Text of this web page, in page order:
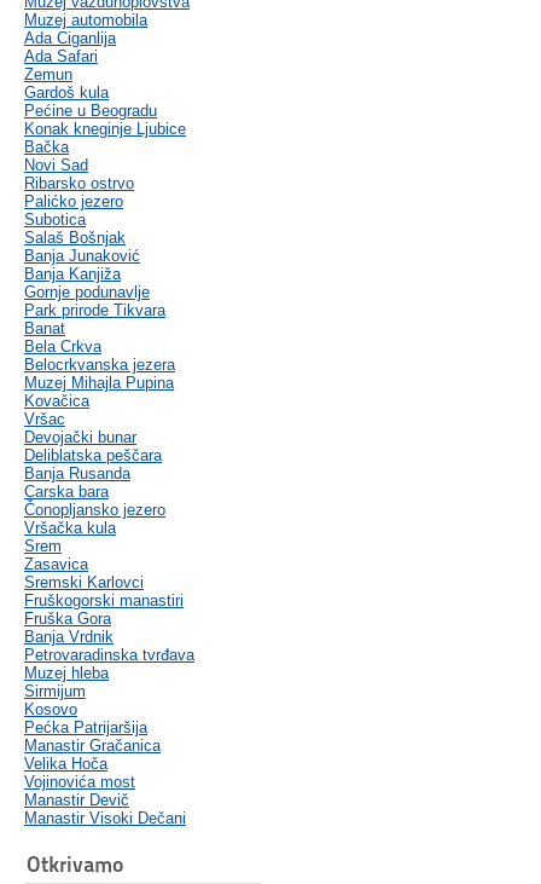
Muzej automobila
Ada Ciganlija
Ada Safari
Zemun
Gardoš kula
Pećine u Beogradu
Konak kneginje Ljubice
Bačka
Novi Sad
Ribarsko ostrvo
Palićko jezero
Subotica
Salaš Bošnjak
Banja Junaković
Banja Kanjiža
Gornje podunavlje
Park prirode Tikvara
Banat
Bela Crkva
Belocrkvanska jezera
Muzej Mihajla Pupina
Kovačica
Vršac
Devojački bunar
Deliblatska peščara
Banja Rusanda
Carska bara
Čonopljansko jezero
Vršačka kula
Srem
Zasavica
Sremski Karlovci
Fruškogorski manastiri
Fruška Gora
Banja Vrdnik
Petrovaradinska tvrđava
Muzej hleba
Sirmijum
Kosovo
Pećka Patrijaršija
Manastir Gračanica
Velika Hoča
Vojinovića most
Manastir Devič
Manastir Visoki Dečani
Otkrivamo